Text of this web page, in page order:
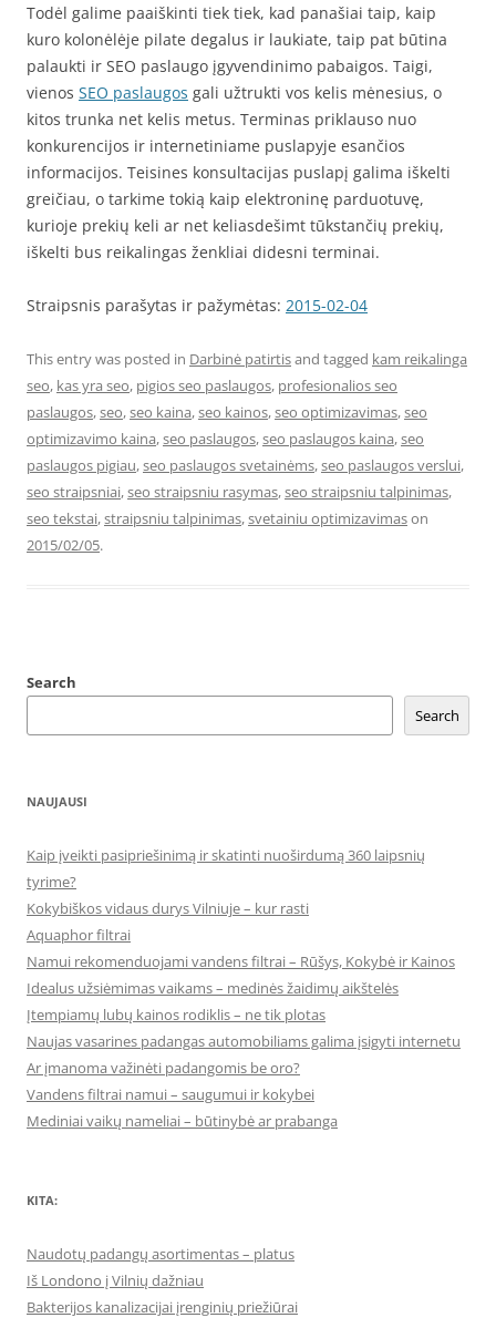
Todėl galime paaiškinti tiek tiek, kad panašiai taip, kaip
kuro kolonėlėje pilate degalus ir laukiate, taip pat būtina
palaukti ir SEO paslaugo įgyvendinimo pabaigos. Taigi,
vienos SEO paslaugos gali užtrukti vos kelis mėnesius, o
kitos trunka net kelis metus. Terminas priklauso nuo
konkurencijos ir internetiniame puslapyje esančios
informacijos. Teisines konsultacijas puslapį galima iškelti
greičiau, o tarkime tokią kaip elektroninę parduotuvę,
kurioje prekių keli ar net keliasdešimt tūkstančių prekių,
iškelti bus reikalingas ženkliai didesni terminai.
Straipsnis parašytas ir pažymėtas: 2015-02-04
This entry was posted in Darbinė patirtisand tagged kam reikalinga
seo, kas yra seo, pigios seo paslaugos, profesionalios seo
paslaugos,seo,seo kaina,seo kainos,seo optimizavimas,seo
optimizavimo kaina,seo paslaugos,seo paslaugos kaina,seo
paslaugos pigiau,seo paslaugos svetainėms,seo paslaugos verslui,
seo straipsniai,seo straipsniu rasymas,seo straipsniu talpinimas,
seo tekstai,straipsniu talpinimas,svetainiu optimizavimason
2015/02/05.
Search
Search
NAUJAUSI
Kaip įveikti pasipriešinimą ir skatinti nuoširdumą 360 laipsnių
tyrime?
Kokybiškos vidaus durys Vilniuje – kur rasti
Aquaphor filtrai
Namui rekomenduojami vandens filtrai – Rūšys, Kokybė ir Kainos
Idealus užsiėmimas vaikams – medinės žaidimų aikštelės
Įtempiamų lubų kainos rodiklis – ne tik plotas
Naujas vasarines padangas automobiliams galima įsigyti internetu
Ar įmanoma važinėti padangomis be oro?
Vandens filtrai namui – saugumui ir kokybei
Mediniai vaikų nameliai – būtinybė ar prabanga
KITA:
Naudotų padangų asortimentas – platus
Iš Londono į Vilnių dažniau
Bakterijos kanalizacijai įrenginių priežiūrai